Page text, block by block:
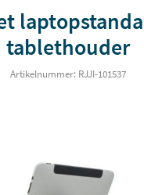
tablethouder
Artikelnummer: RJJI-101537